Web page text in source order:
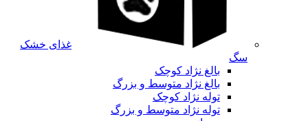
غذای خشک
سگ
بالغ نژاد کوچک
بالغ نژاد متوسط و بزرگ
توله نژاد کوچک
توله نژاد متوسط و بزرگ